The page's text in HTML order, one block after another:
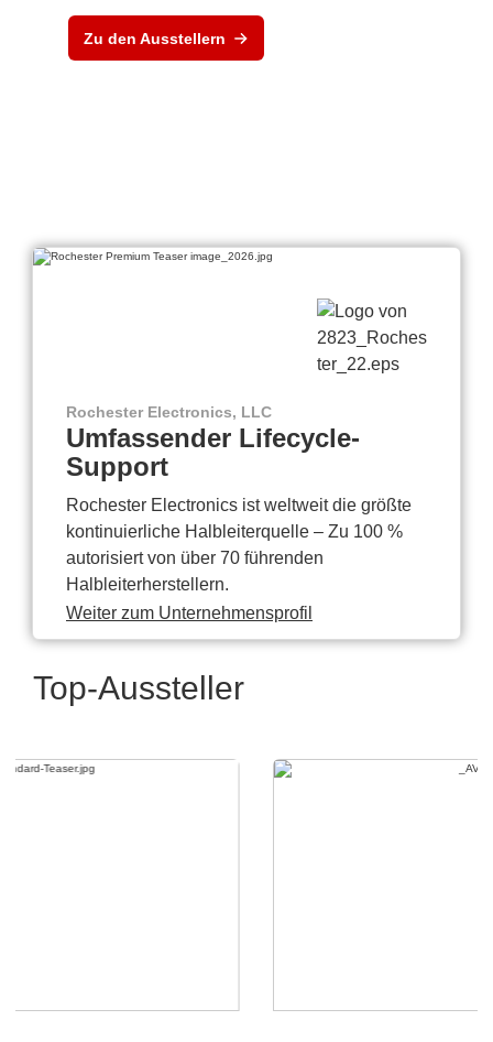
Zu den Ausstellern
Rochester Electronics, LLC
Umfassender Lifecycle-
Support
Rochester Electronics ist weltweit die größte
kontinuierliche Halbleiterquelle – Zu 100 %
autorisiert von über 70 führenden
Halbleiterherstellern.
Weiter zum Unternehmensprofil
Top-Aussteller